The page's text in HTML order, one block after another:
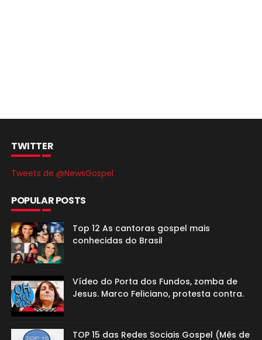
TWITTER
Tweets de @NewsGospel
POPULAR POSTS
Top 12 As cantoras gospel mais
conhecidas do Brasil
Vídeo do Porta dos Fundos, zomba de
Jesus. Marco Feliciano, protesta contra.
TOP 15 das Redes Sociais Gospel (Mês de